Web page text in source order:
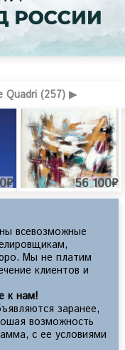
Quadri (257) ▶
56 100₽
всевозможные
Мы не платим
клиентов и
к нам!
заранее,
возможность
с ее условиями